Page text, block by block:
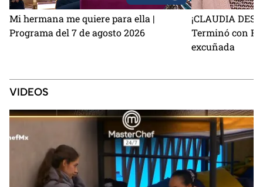
Mi hermana me quiere para ella |
Programa del 7 de agosto 2026
¡CLAUDIA
Terminó con
excuñada
VIDEOS